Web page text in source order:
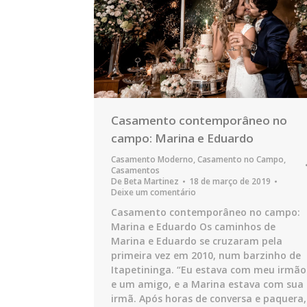
Casamento contemporâneo no
campo: Marina e Eduardo
Casamento Moderno,Casamento no Campo,
Casamentos
De Beta Martinez
18 de março de 2019
Deixe um comentário
Casamento contemporâneo no campo:
Marina e Eduardo Os caminhos de
Marina e Eduardo se cruzaram pela
primeira vez em 2010, num barzinho de
Itapetininga. “Eu estava com meu irmão
e um amigo, e a Marina estava com sua
irmã. Após horas de conversa e paquera,